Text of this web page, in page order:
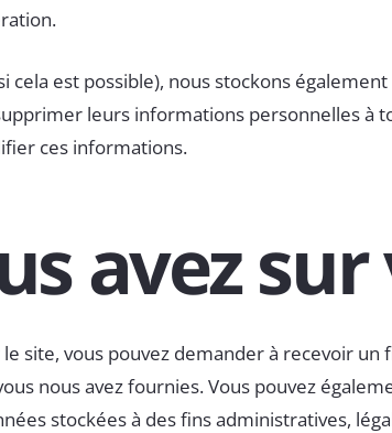
est possible), nous stockons
leurs informations personnelles à
ces informations.
avez
site, vous pouvez demander à recevoir
nous avez fournies. Vous pouvez
stockées à des fins administratives,